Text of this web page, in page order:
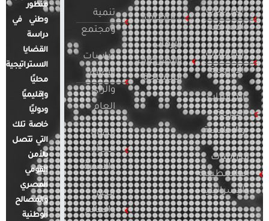
الدراسات
الأمريكية
الدراسات
الأوروبية
الدراسات
العربية
والإقليمية
الدراسات
الفلسطينية
والإسرائيلية
التطرف
الإرهاب
والصراعات
المسلحة
تنمية
ومجتمع
دراسات
الإعلام
والرأي
العام
قضايا
المرأة
والأسرة
مصر
والعالم
منظور
وطني في
دراسة
القضايا
الاستراتيجية
محليًا
وإقليميًا
ودوليًا
خاصة تلك
التي تتصل
بالأمن
القومي
المصري
والمصالح
الوطنية